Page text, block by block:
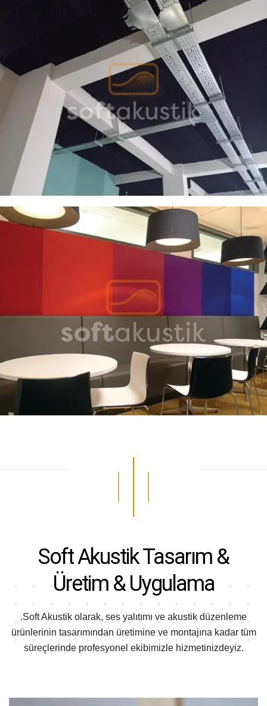
Soft AkustikTasarım &
Üretim & Uygulama
.Soft Akustik olarak, ses yalıtımı ve akustik düzenleme
ürünlerinin tasarımından üretimine ve montajına kadar tüm
süreçlerinde profesyonel ekibimizle hizmetinizdeyiz.